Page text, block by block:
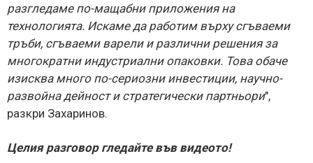
разгледаме по-мащабни приложения на
технологията. Искаме да работим върху сгъваеми
тръби, сгъваеми варели и различни решения за
многократни индустриални опаковки. Това обаче
изисква много по-сериозни инвестиции, научно-
развойна дейност и стратегически партньори",
разкри Захаринов.
Целия разговор гледайте във видеото!